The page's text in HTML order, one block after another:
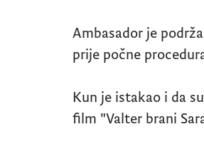
Ambasador je
prije počne
Kun je istakao i da
film "Valter brani